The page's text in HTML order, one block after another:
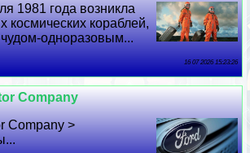
1981 года возникла
космических кораблей,
одноразовым...
16 07 2026 15:23:26
Company
Company >